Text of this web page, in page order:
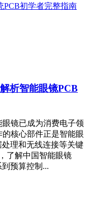
PCB初学者完整指南
析智能眼镜PCB
镜已成为消费电子领
核心部件正是智能眼
理和无线连接等关键
了解中国智能眼镜
预算控制...